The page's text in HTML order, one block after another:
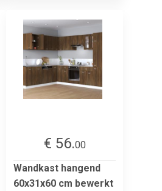
€ 56.00
Wandkast hangend
60x31x60 cm bewerkt